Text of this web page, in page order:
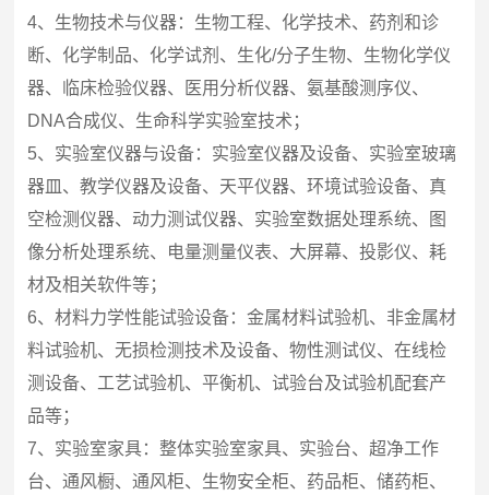
4、生物技术与仪器：生物工程、化学技术、药剂和诊
断、化学制品、化学试剂、生化/分子生物、生物化学仪
器、临床检验仪器、医用分析仪器、氨基酸测序仪、
DNA合成仪、生命科学实验室技术；
5、实验室仪器与设备：实验室仪器及设备、实验室玻璃
器皿、教学仪器及设备、天平仪器、环境试验设备、真
空检测仪器、动力测试仪器、实验室数据处理系统、图
像分析处理系统、电量测量仪表、大屏幕、投影仪、耗
材及相关软件等；
6、材料力学性能试验设备：金属材料试验机、非金属材
料试验机、无损检测技术及设备、物性测试仪、在线检
测设备、工艺试验机、平衡机、试验台及试验机配套产
品等；
7、实验室家具：整体实验室家具、实验台、超净工作
台、通风橱、通风柜、生物安全柜、药品柜、储药柜、